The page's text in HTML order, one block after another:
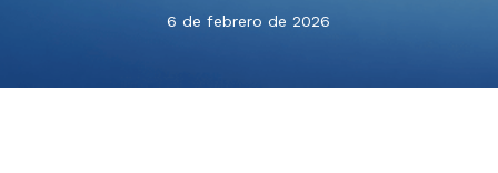
6 de febrero de 2026